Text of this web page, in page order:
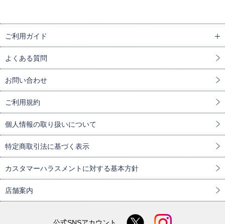
ご利用ガイド
よくある質問
お問い合わせ
ご利用規約
個人情報の取り扱いについて
特定商取引法に基づく表示
カスタマーハラスメントに対する基本方針
店舗案内